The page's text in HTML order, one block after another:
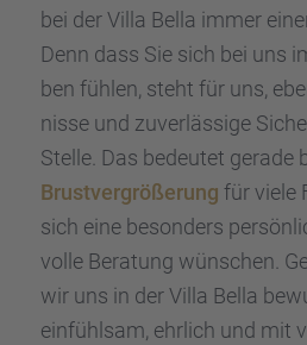
bei der Villa Bella immer
Denn dass Sie sich bei uns
ben fühlen, steht für uns,
nisse und zuver­läs­sige
Stelle. Das bedeu­tet gerade
Brust­ver­grö­ße­rung für viele
sich eine beson­ders
volle Beratung wünschen.
wir uns in der Villa Bella
einfühl­sam, ehrlich und mit